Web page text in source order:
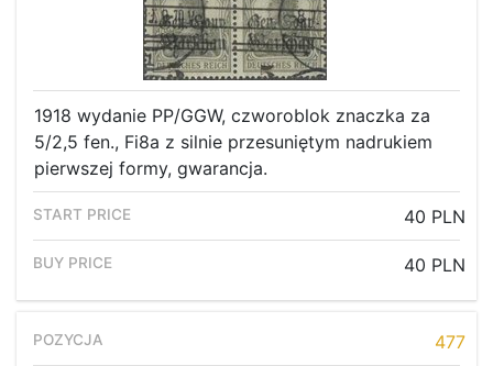
1918 wydanie PP/GGW, czworoblok znaczka za
5/2,5 fen., Fi8a z silnie przesuniętym nadrukiem
pierwszej formy, gwarancja.
40 PLN
40 PLN
477